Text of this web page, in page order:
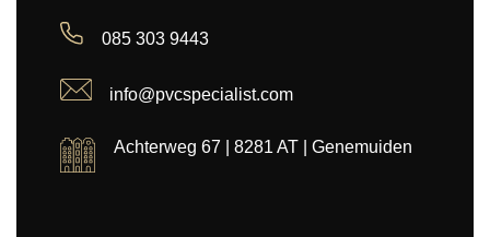
085 303 9443
info@pvcspecialist.com
Achterweg 67 | 8281 AT | Genemuiden